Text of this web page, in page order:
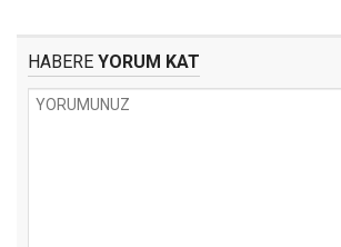
HABERE YORUM KAT